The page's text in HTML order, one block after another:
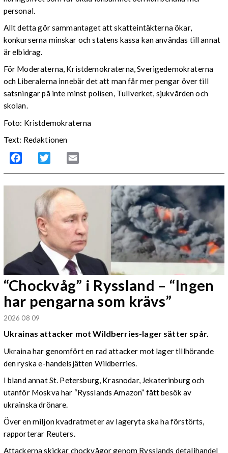
personal.
Allt detta gör sammantaget att skatteintäkterna ökar,
konkurserna minskar och statens kassa kan användas till annat
är elbidrag.
För Moderaterna, Kristdemokraterna, Sverigedemokraterna
och Liberalerna innebär det att man får mer pengar över till
satsningar på inte minst polisen, Tullverket, sjukvården och
skolan.
Foto: Kristdemokraterna
Text: Redaktionen
Facebook Twitter
“Chockvåg” i Ryssland – “Ingen
har pengarna som krävs”
2026 08 09
Ukrainas attacker mot Wildberries-lager sätter spår.
Ukraina har genomfört en rad attacker mot lager tillhörande
den ryska e-handelsjätten Wildberries.
I bland annat St. Petersburg, Krasnodar, Jekaterinburg och
utanför Moskva har “Rysslands Amazon” fått besök av
ukrainska drönare.
Över en miljon kvadratmeter av lageryta ska ha förstörts,
rapporterar Reuters.
Attackerna skickar chockvågor genom Rysslands detaljhandel